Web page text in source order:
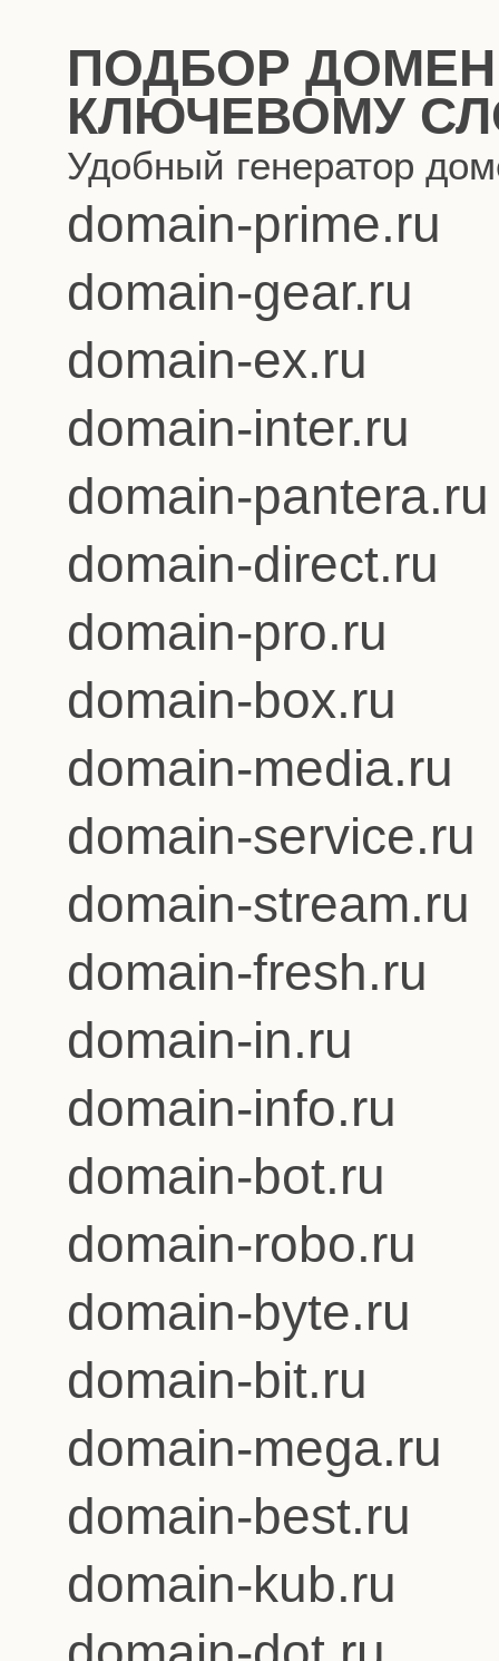
ПОДБОР
КЛЮЧЕВОМУ
Удобный генератор
domain-prime.ru
domain-gear.ru
domain-ex.ru
domain-inter.ru
domain-pantera.ru
domain-direct.ru
domain-pro.ru
domain-box.ru
domain-media.ru
domain-service.ru
domain-stream.ru
domain-fresh.ru
domain-in.ru
domain-info.ru
domain-bot.ru
domain-robo.ru
domain-byte.ru
domain-bit.ru
domain-mega.ru
domain-best.ru
domain-kub.ru